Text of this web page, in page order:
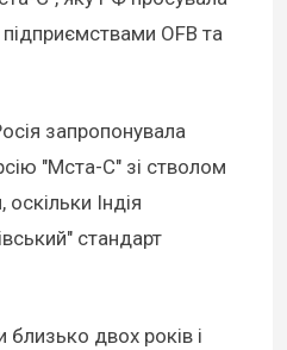
OFB та
запропонувала
"Мста-С" зі стволом
Індія
стандарт
двох років і